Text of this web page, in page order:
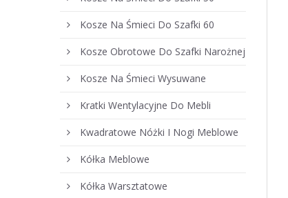
Kosze Na Śmieci Do Szafki 60
Kosze Obrotowe Do Szafki Narożnej
Kosze Na Śmieci Wysuwane
Kratki Wentylacyjne Do Mebli
Kwadratowe Nóżki I Nogi Meblowe
Kółka Meblowe
Kółka Warsztatowe